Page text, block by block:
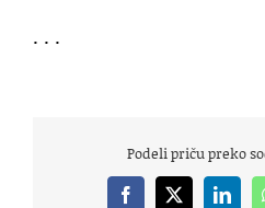
. . .
Podeli priču preko
Facebook
X